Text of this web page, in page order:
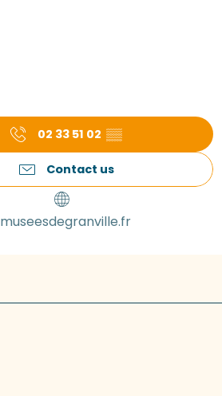
02 33 51 02 ▒▒
Contact us
museesdegranville.fr